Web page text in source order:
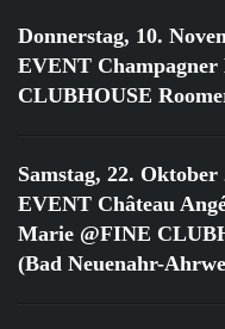
Donnerstag, 10.
EVENT
CLUBHOUSE
Samstag, 22. Oktober
EVENT Château
Marie @FINE
(Bad Neuenahr-